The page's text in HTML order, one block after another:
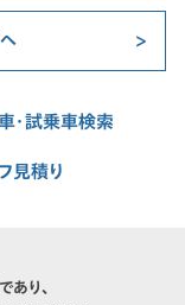
・試乗車検索
見積り
あり、